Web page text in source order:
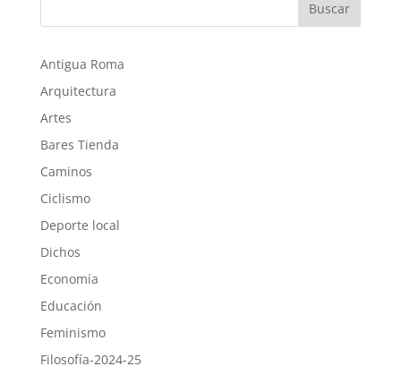
Buscar
Antigua Roma
Arquitectura
Artes
Bares Tienda
Caminos
Ciclismo
Deporte local
Dichos
Economía
Educación
Feminismo
Filosofía-2024-25